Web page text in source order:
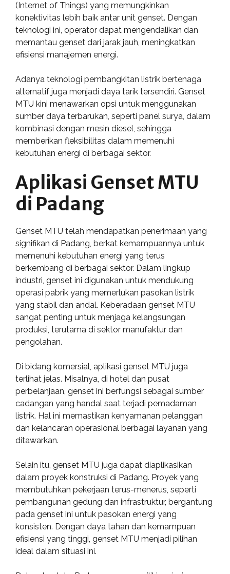
(Internet of Things) yang memungkinkan
konektivitas lebih baik antar unit genset. Dengan
teknologi ini, operator dapat mengendalikan dan
memantau genset dari jarak jauh, meningkatkan
efisiensi manajemen energi.
Adanya teknologi pembangkitan listrik bertenaga
alternatif juga menjadi daya tarik tersendiri. Genset
MTU kini menawarkan opsi untuk menggunakan
sumber daya terbarukan, seperti panel surya, dalam
kombinasi dengan mesin diesel, sehingga
memberikan fleksibilitas dalam memenuhi
kebutuhan energi di berbagai sektor.
Aplikasi Genset MTU
di Padang
Genset MTU telah mendapatkan penerimaan yang
signifikan di Padang, berkat kemampuannya untuk
memenuhi kebutuhan energi yang terus
berkembang di berbagai sektor. Dalam lingkup
industri, genset ini digunakan untuk mendukung
operasi pabrik yang memerlukan pasokan listrik
yang stabil dan andal. Keberadaan genset MTU
sangat penting untuk menjaga kelangsungan
produksi, terutama di sektor manufaktur dan
pengolahan.
Di bidang komersial, aplikasi genset MTU juga
terlihat jelas. Misalnya, di hotel dan pusat
perbelanjaan, genset ini berfungsi sebagai sumber
cadangan yang handal saat terjadi pemadaman
listrik. Hal ini memastikan kenyamanan pelanggan
dan kelancaran operasional berbagai layanan yang
ditawarkan.
Selain itu, genset MTU juga dapat diaplikasikan
dalam proyek konstruksi di Padang. Proyek yang
membutuhkan pekerjaan terus-menerus, seperti
pembangunan gedung dan infrastruktur, bergantung
pada genset ini untuk pasokan energi yang
konsisten. Dengan daya tahan dan kemampuan
efisiensi yang tinggi, genset MTU menjadi pilihan
ideal dalam situasi ini.